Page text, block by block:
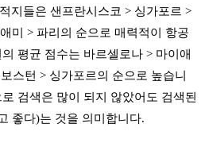
지들은 샌프란시스코 > 싱가포르 >
미 > 파리의 순으로 매력적이 항공
평균 점수는 바르셀로나 > 마이애
스턴 > 싱가포르의 순으로 높습니
검색은 많이 되지 않았어도 검색된
좋다)는 것을 의미합니다.